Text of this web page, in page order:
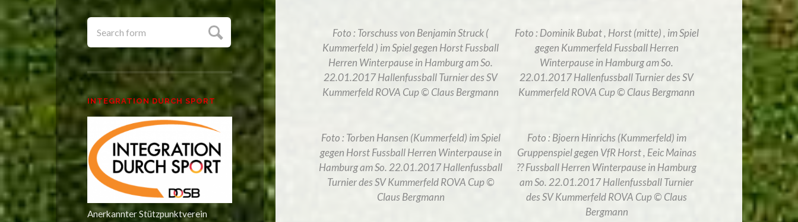
INTEGRATION DURCH SPORT
Anerkannter Stützpunktverein
Foto : Torschuss von Benjamin Struck (
Kummerfeld ) im Spiel gegen Horst Fussball
Herren Winterpause in Hamburg am So.
22.01.2017 Hallenfussball Turnier des SV
Kummerfeld ROVA Cup © Claus Bergmann
Foto : Dominik Bubat , Horst (mitte) , im Spiel
gegen Kummerfeld Fussball Herren
Winterpause in Hamburg am So.
22.01.2017 Hallenfussball Turnier des SV
Kummerfeld ROVA Cup © Claus Bergmann
Foto : Torben Hansen (Kummerfeld) im Spiel
gegen Horst Fussball Herren Winterpause in
Hamburg am So. 22.01.2017 Hallenfussball
Turnier des SV Kummerfeld ROVA Cup ©
Claus Bergmann
Foto : Bjoern Hinrichs (Kummerfeld) im
Gruppenspiel gegen VfR Horst , Eeic Mainas
?? Fussball Herren Winterpause in Hamburg
am So. 22.01.2017 Hallenfussball Turnier
des SV Kummerfeld ROVA Cup © Claus
Bergmann